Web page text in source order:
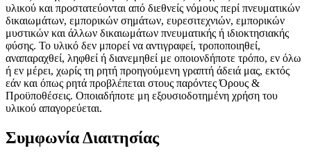
υλικού και προστατεύονται από διεθνείς νόμους περί πνευματικών
δικαιωμάτων, εμπορικών σημάτων, ευρεσιτεχνιών, εμπορικών
μυστικών και άλλων δικαιωμάτων πνευματικής ή ιδιοκτησιακής
φύσης. Το υλικό δεν μπορεί να αντιγραφεί, τροποποιηθεί,
αναπαραχθεί, ληφθεί ή διανεμηθεί με οποιονδήποτε τρόπο, εν όλω
ή εν μέρει, χωρίς τη ρητή προηγούμενη γραπτή άδειά μας, εκτός
εάν και όπως ρητά προβλέπεται στους παρόντες Όρους &
Προϋποθέσεις. Οποιαδήποτε μη εξουσιοδοτημένη χρήση του
υλικού απαγορεύεται.
Συμφωνία Διαιτησίας